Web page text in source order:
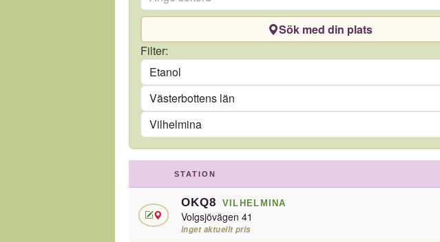
Sök med din plats
Filter:
Län
Kommun
STATION
OKQ8 VILHELMINA
Volgsjövägen 41
inget aktuellt pris